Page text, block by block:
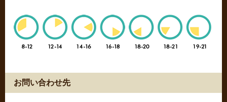
お問い合わせ先